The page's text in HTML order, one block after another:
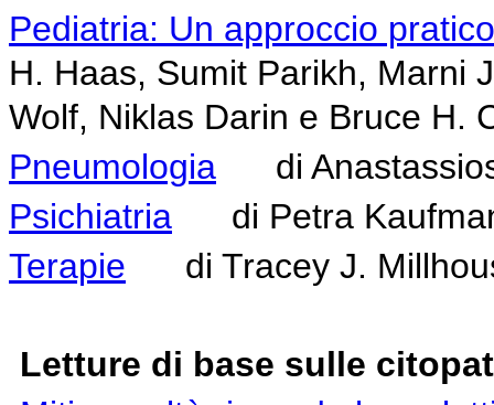
Pediatria: Un approccio
H. Haas, Sumit Parikh, Marni
Wolf, Niklas Darin e Bruce H.
Pneumologia di Anastassios
Psichiatria di Petra
Terapie di Tracey J.
Letture di base sulle